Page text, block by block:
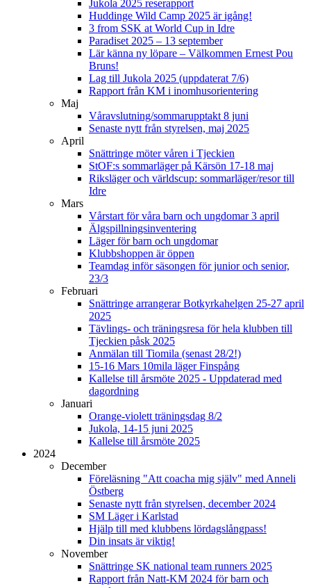
Jukola 2025 reserapport
Huddinge Wild Camp 2025 är igång!
3 from SSK at World Cup in Idre
Paradiset 2025 – 13 september
Lär känna ny löpare – Välkommen Ernest Pou
Bruns!
Lag till Jukola 2025 (uppdaterat 7/6)
Rapport från KM i inomhusorientering
Maj
Våravslutning/sommarupptakt 8 juni
Senaste nytt från styrelsen, maj 2025
April
Snättringe möter våren i Tjeckien
StOF:s sommarläger på Kärsön 17-18 maj
Riksläger och världscup: sommarläger/resor till
Idre
Mars
Vårstart för våra barn och ungdomar 3 april
Älgspillningsinventering
Läger för barn och ungdomar
Klubbshoppen är öppen
Teamdag inför säsongen för junior och senior,
23/3
Februari
Snättringe arrangerar Botkyrkahelgen 25-27 april
2025
Tävlings- och träningsresa för hela klubben till
Tjeckien påsk 2025
Anmälan till Tiomila (senast 28/2!)
15-16 Mars 10mila läger Finspång
Kallelse till årsmöte 2025 - Uppdaterad med
dagordning
Januari
Orange-violett träningsdag 8/2
Jukola, 14-15 juni 2025
Kallelse till årsmöte 2025
2024
December
Föreläsning "Att coacha mig själv" med Anneli
Östberg
Senaste nytt från styrelsen, december 2024
SM Läger i Karlstad
Hjälp till med klubbens lördagslångpass!
Din insats är viktig!
November
Snättringe SK national team runners 2025
Rapport från Natt-KM 2024 för barn och